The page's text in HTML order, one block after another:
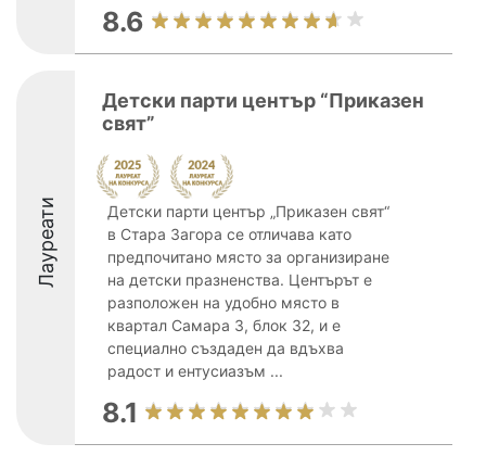
8.6
Лауреати
Детски парти център “Приказен
свят”
Детски парти център „Приказен свят“
в Стара Загора се отличава като
предпочитано място за организиране
на детски празненства. Центърът е
разположен на удобно място в
квартал Самара 3, блок 32, и е
специално създаден да вдъхва
радост и ентусиазъм ...
8.1